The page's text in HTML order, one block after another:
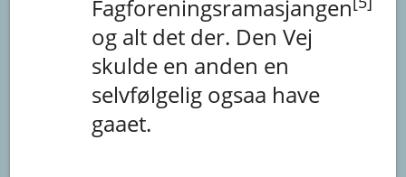
Fagforeningsramasjangen
og alt det der. DenVej
skulde en anden en
selvfølgelig ogsaa have
gaaet.